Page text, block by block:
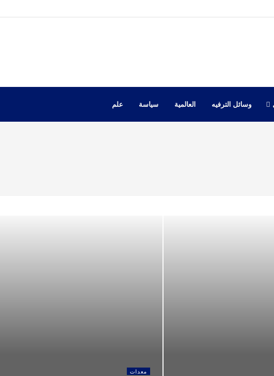
وسائل الترفيه العالمية سياسة علم
معدات